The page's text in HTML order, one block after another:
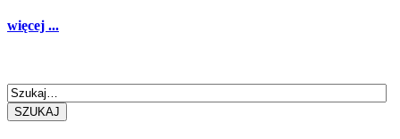
więcej ...
SZUKAJ